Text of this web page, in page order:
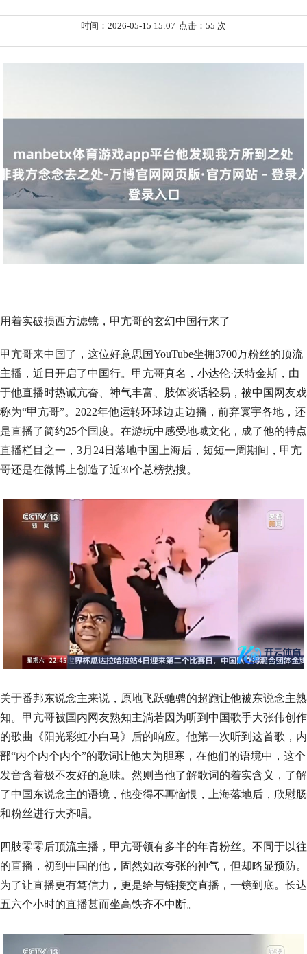
时间：2026-05-15 15:07 点击：55 次
用着实破损西方滤镜，甲亢哥的玄幻中国行来了
甲亢哥来中国了，这位好意思国YouTube坐拥3700万粉丝的顶流
主播，近日开启了中国行。甲亢哥真名，小达伦·沃特金斯，由
于他直播时热诚亢奋、神气丰富、肢体谈话轻易，被中国网友戏
称为“甲亢哥”。2022年他运转环球边走边播，前弃寰宇各地，还
是直播了简约25个国度。在游玩中感受地域文化，成了他的特点
直播栏目之一，3月24日落地中国上海后，短短一周期间，甲亢
哥还是在微博上创造了近30个总榜热搜。
关于番邦东说念主来说，原地飞跃驰骋的超跑让他被东说念主熟
知。甲亢哥被国内网友熟知主淌若因为听到中国歌手大张伟创作
的歌曲《阳光彩虹小白马》后的响应。他第一次听到这首歌，内
部“内个内个内个”的歌词让他大为胆寒，在他们的语境中，这个
发音含着极不友好的意味。然则当他了解歌词的着实含义，了解
了中国东说念主的语境，他变得不再恼恨，上海落地后，欣慰肠
和粉丝进行大齐唱。
四肢零零后顶流主播，甲亢哥领有多半的年青粉丝。不同于以往
的直播，初到中国的他，固然如故夸张的神气，但却略显预防。
为了让直播更有笃信力，更是给与链接交直播，一镜到底。长达
五六个小时的直播甚而坐高铁齐不中断。